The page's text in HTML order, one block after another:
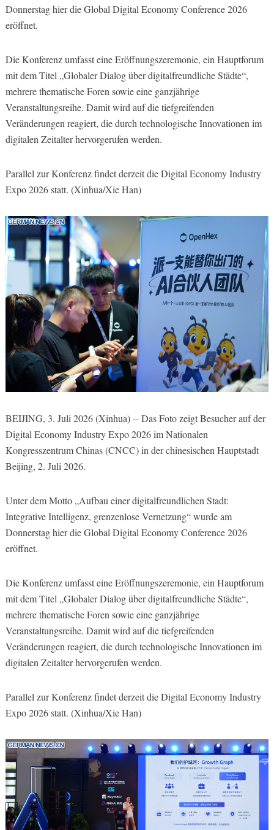
Donnerstag hier die Global Digital Economy Conference 2026
eröffnet.
Die Konferenz umfasst eine Eröffnungszeremonie, ein Hauptforum
mit dem Titel „Globaler Dialog über digitalfreundliche Städte“,
mehrere thematische Foren sowie eine ganzjährige
Veranstaltungsreihe. Damit wird auf die tiefgreifenden
Veränderungen reagiert, die durch technologische Innovationen im
digitalen Zeitalter hervorgerufen werden.
Parallel zur Konferenz findet derzeit die Digital Economy Industry
Expo 2026 statt. (Xinhua/Xie Han)
BEIJING, 3. Juli 2026 (Xinhua) -- Das Foto zeigt Besucher auf der
Digital Economy Industry Expo 2026 im Nationalen
Kongresszentrum Chinas (CNCC) in der chinesischen Hauptstadt
Beijing, 2. Juli 2026.
Unter dem Motto „Aufbau einer digitalfreundlichen Stadt:
Integrative Intelligenz, grenzenlose Vernetzung“ wurde am
Donnerstag hier die Global Digital Economy Conference 2026
eröffnet.
Die Konferenz umfasst eine Eröffnungszeremonie, ein Hauptforum
mit dem Titel „Globaler Dialog über digitalfreundliche Städte“,
mehrere thematische Foren sowie eine ganzjährige
Veranstaltungsreihe. Damit wird auf die tiefgreifenden
Veränderungen reagiert, die durch technologische Innovationen im
digitalen Zeitalter hervorgerufen werden.
Parallel zur Konferenz findet derzeit die Digital Economy Industry
Expo 2026 statt. (Xinhua/Xie Han)